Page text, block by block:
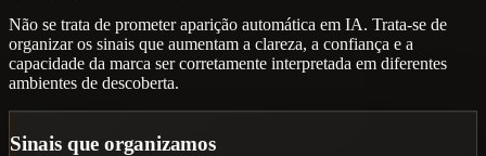
Não se trata de prometer aparição automática em IA. Trata-se de
organizar os sinais que aumentam a clareza, a confiança e a
capacidade da marca ser corretamente interpretada em diferentes
ambientes de descoberta.
Sinais que organizamos